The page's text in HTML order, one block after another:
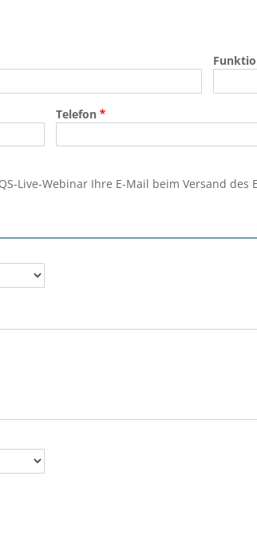
Telefon
Live-Webinar Ihre E-Mail beim Versand